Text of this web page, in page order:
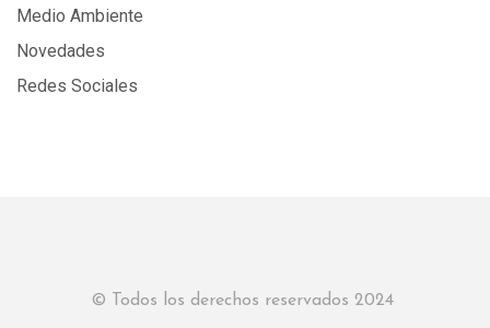
Medio Ambiente
Novedades
Redes Sociales
© Todos los derechos reservados 2024